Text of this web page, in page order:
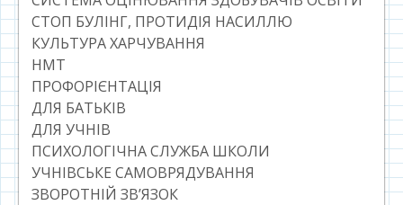
СТОП БУЛІНГ, ПРОТИДІЯ НАСИЛЛЮ
КУЛЬТУРА ХАРЧУВАННЯ
НМТ
ПРОФОРІЄНТАЦІЯ
ДЛЯ БАТЬКІВ
ДЛЯ УЧНІВ
ПСИХОЛОГІЧНА СЛУЖБА ШКОЛИ
УЧНІВСЬКЕ САМОВРЯДУВАННЯ
ЗВОРОТНІЙ ЗВ’ЯЗОК